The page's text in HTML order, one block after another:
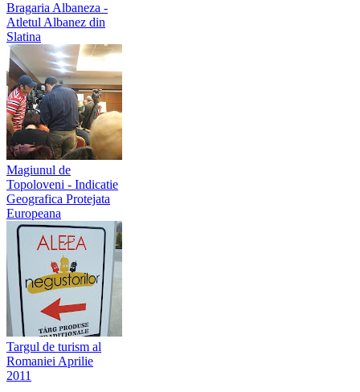
Bragaria Albaneza -
Atletul Albanez din
Slatina
Magiunul de
Topoloveni - Indicatie
Geografica Protejata
Europeana
Targul de turism al
Romaniei Aprilie
2011